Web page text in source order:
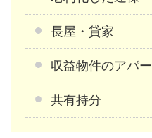
長屋・貸家
収益物件のアパ
共有持分